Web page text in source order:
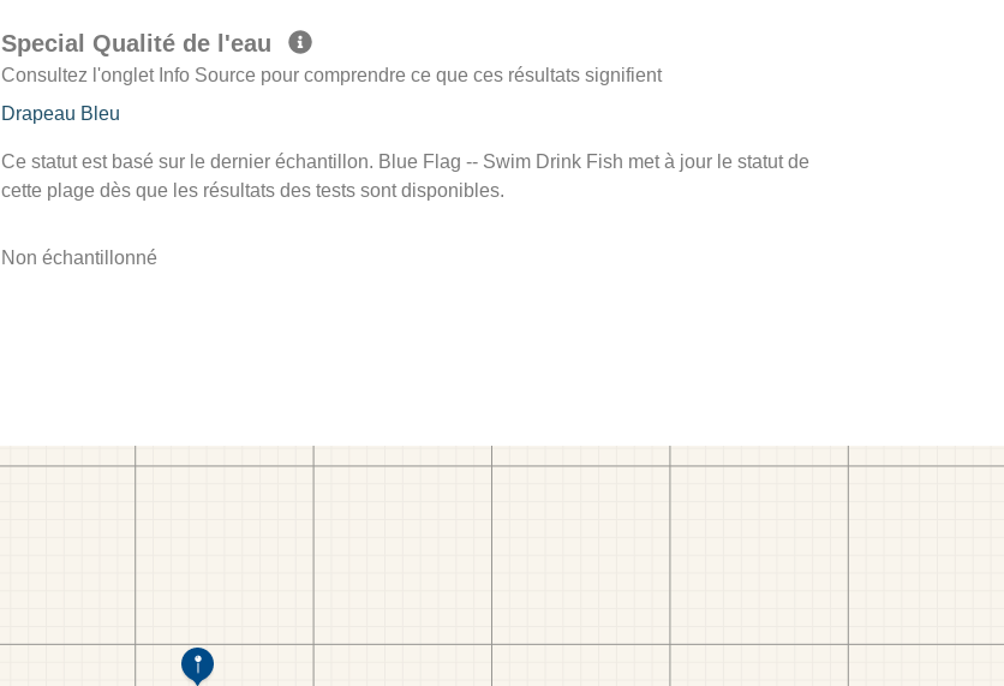
Special Qualité de l'eau
Consultez l'onglet Info Source pour comprendre ce que ces résultats signifient
Drapeau Bleu
Ce statut est basé sur le dernier échantillon. Blue Flag -- Swim Drink Fish met à jour le statut de
cette plage dès que les résultats des tests sont disponibles.
Non échantillonné